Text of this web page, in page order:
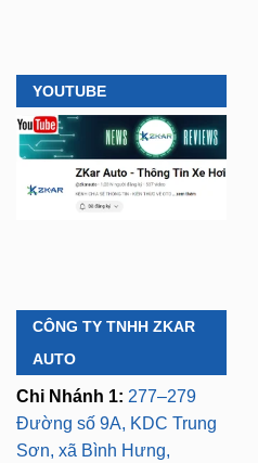
YOUTUBE
CÔNG TY TNHH ZKAR
AUTO
Chi Nhánh 1: 277–279
Đường số 9A, KDC Trung
Sơn, xã Bình Hưng,